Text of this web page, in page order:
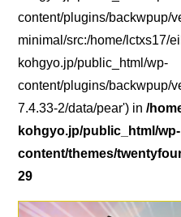
content/plugins/backwpup/
minimal/src:/home/lctxs17/
kohgyo.jp/public_html/wp-
content/plugins/backwpup/
7.4.33-2/data/pear') in/
kohgyo.jp/public_html/wp-
content/themes/
29